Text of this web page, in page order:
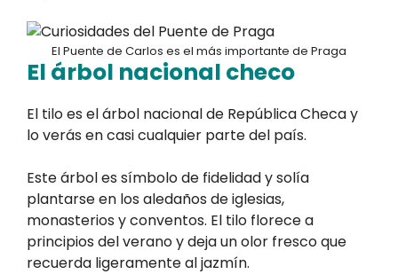
El Puente de Carlos es el más importante de Praga
El árbol nacional checo
El tilo es el árbol nacional de República Checa y
lo verás en casi cualquier parte del país.
Este árbol es símbolo de fidelidad y solía
plantarse en los aledaños de iglesias,
monasterios y conventos. El tilo florece a
principios del verano y deja un olor fresco que
recuerda ligeramente al jazmín.